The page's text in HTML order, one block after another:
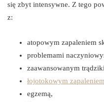
się zbyt intensywne. Z tego
z:
atopowym zapaleniem
problemami
zaawansowanym
łojotokowym zapaleniem
egzemą,